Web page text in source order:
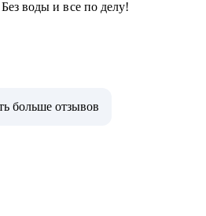
воды и все по делу!
больше отзывов